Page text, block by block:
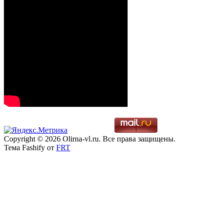
Copyright © 2026 Olirna-vl.ru. Все права защищены.
Тема Fashify от FRT